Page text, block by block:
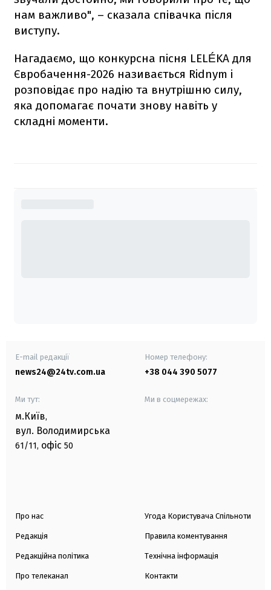
нам важливо", – сказала співачка після
виступу.
Нагадаємо, що конкурсна пісня LELÉKA для
Євробачення-2026 називається Ridnym і
розповідає про надію та внутрішню силу,
яка допомагає почати знову навіть у
складні моменти.
E-mail редакції
news24@24tv.com.ua
Номер телефону:
+38 044 390 5077
Ми тут:
м.Київ,
вул. Володимирська
61/11, офіс 50
Ми в соцмережах:
Про нас
Редакція
Редакційна політика
Про телеканал
Угода Користувача Спільноти
Правила коментування
Технічна інформація
Контакти